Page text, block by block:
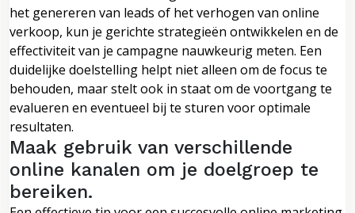
het genereren van leads of het verhogen van online
verkoop, kun je gerichte strategieën ontwikkelen en de
effectiviteit van je campagne nauwkeurig meten. Een
duidelijke doelstelling helpt niet alleen om de focus te
behouden, maar stelt ook in staat om de voortgang te
evalueren en eventueel bij te sturen voor optimale
resultaten.
Maak gebruik van verschillende
online kanalen om je doelgroep te
bereiken.